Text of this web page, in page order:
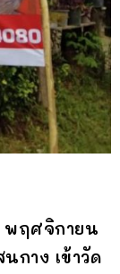
พฤศจิกายน
กาง เข้าวัด